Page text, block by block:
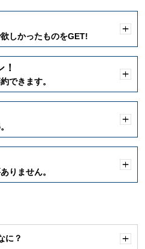
しかったものをGET!
く
できます。
く
く
りません。
く
に？